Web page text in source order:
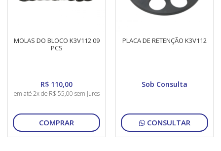
MOLAS DO BLOCO K3V112 09
PCS
R$ 110,00
em até 2x de R$ 55,00 sem juros
COMPRAR
PLACA DE RETENÇÃO K3V112
Sob Consulta
CONSULTAR